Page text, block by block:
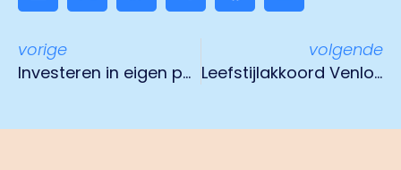
vorige
Investeren in eigen personeel als één van de oplossingen voor personeelstekort
volgende
Leefstijlakkoord Venlo draagt bij aan een gezonde werkplek en sociale cohesie